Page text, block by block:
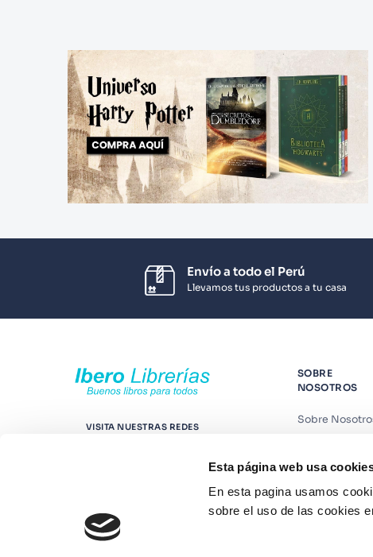
Esta página web usa
En esta pagina usamos
sobre el uso de las cookies
Envío a todo el Perú
Llevamos tus productos a tu casa
VISITA NUESTRAS REDES
SOBRE
NOSOTROS
Sobre
Contáctanos
Suscríbete